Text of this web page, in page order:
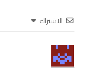
الاشتراك